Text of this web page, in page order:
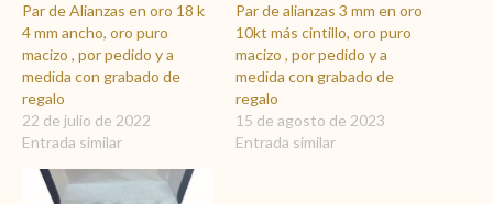
Par de Alianzas en oro 18 k
4 mm ancho, oro puro
macizo , por pedido y a
medida con grabado de
regalo
22 de julio de 2022
Entrada similar
Par de alianzas 3 mm en oro
10kt más cintillo, oro puro
macizo , por pedido y a
medida con grabado de
regalo
15 de agosto de 2023
Entrada similar